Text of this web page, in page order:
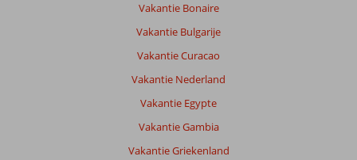
Vakantie Bonaire
Vakantie Bulgarije
Vakantie Curacao
Vakantie Nederland
Vakantie Egypte
Vakantie Gambia
Vakantie Griekenland